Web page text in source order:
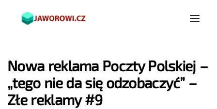
Nowa reklama Poczty Polskiej –
„tego nie da się odzobaczyć” –
Złe reklamy #9